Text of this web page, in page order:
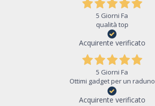
5 Giorni Fa
qualità top
Acquirente verificato
5 Giorni Fa
Ottimi gadget per un raduno
Acquirente verificato